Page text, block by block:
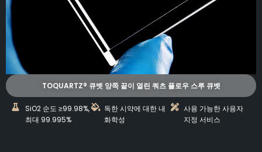
TOQUARTZ® 큐벳 양쪽 끝이 열린 쿼츠 플로우 스루 큐벳
SiO2 순도 ≥99.98%,
최대 99.995%
독한 시약에 대한 내
화학성
사용 가능한 사용자
지정 서비스